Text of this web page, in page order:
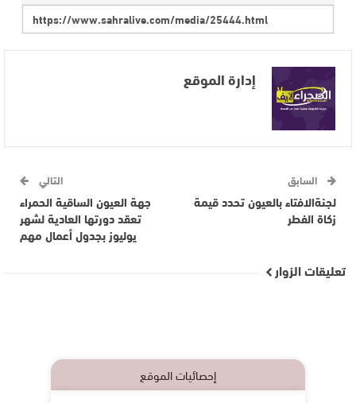
إدارة الموقع
السابق
لجنةالافتاء بالعيون تحدد قيمة
زكاة الفطر
التالي
جهة العيون الساقية الحمراء
تعقد دورتها العادية لشهر
يوليوز بجدول أعمال مهم
تعليقات الزوار
إحصائيات الموقع